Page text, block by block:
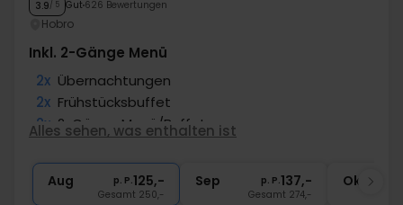
3.9/ 5 Gut 626 Bewertungen
Hobro
Inkl. 2-Gänge Menü
2x Übernachtungen
2x Frühstücksbuffet
2x 2-Gänge Menü/Buffet
1x 1 Begrüßungsgetränk
Alles sehen, was enthalten ist
Aug p. P.125,-
Gesamt 250,-
Sep p. P.137,-
Gesamt 274,-
Okt